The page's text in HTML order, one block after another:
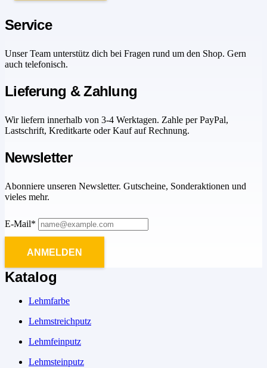
Service
Unser Team unterstütz dich bei Fragen rund um den Shop. Gern
auch telefonisch.
Lieferung & Zahlung
Wir liefern innerhalb von 3-4 Werktagen. Zahle per PayPal,
Lastschrift, Kreditkarte oder Kauf auf Rechnung.
Newsletter
Abonniere unseren Newsletter. Gutscheine, Sonderaktionen und
vieles mehr.
E-Mail*
ANMELDEN
Katalog
Lehmfarbe
Lehmstreichputz
Lehmfeinputz
Lehmsteinputz